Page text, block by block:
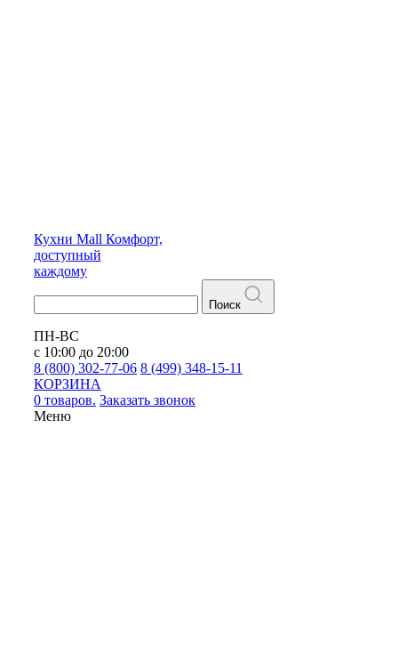
Кухни Mall Комфорт,
доступный
каждому
Поиск
ПН-ВС
с 10:00 до 20:00
8 (800) 302-77-06 8 (499) 348-15-11
КОРЗИНА
0 товаров. Заказать звонок
Меню